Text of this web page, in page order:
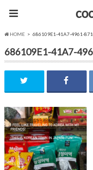
HOME 686109E1-41A7-4961-
686109E1-41A7-